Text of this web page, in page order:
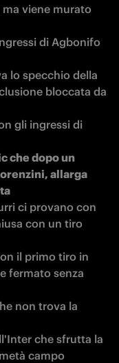
viene murato
di Agbonifo
lo specchio della
bloccata da
gli ingressi di
che dopo un
allarga
ci provano con
con un tiro
il primo tiro in
fermato senza
non trova la
che sfrutta la
campo